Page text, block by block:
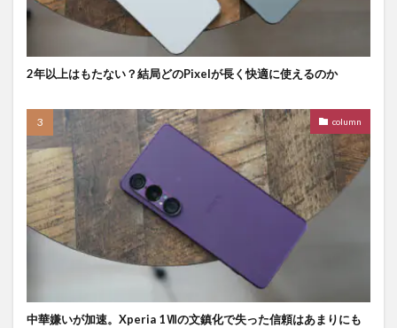
2年以上はもたない？結局どのPixelが長く快適に使えるのか
column
中華嫌いが加速。Xperia 1Ⅶの文鎮化で失った信頼はあまりにも